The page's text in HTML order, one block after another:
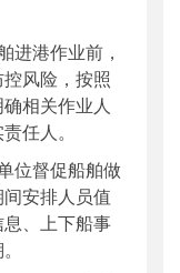
进港作业前，
风险，按照
相关作业人
任人。
位督促船舶做
安排人员值
、上下船事